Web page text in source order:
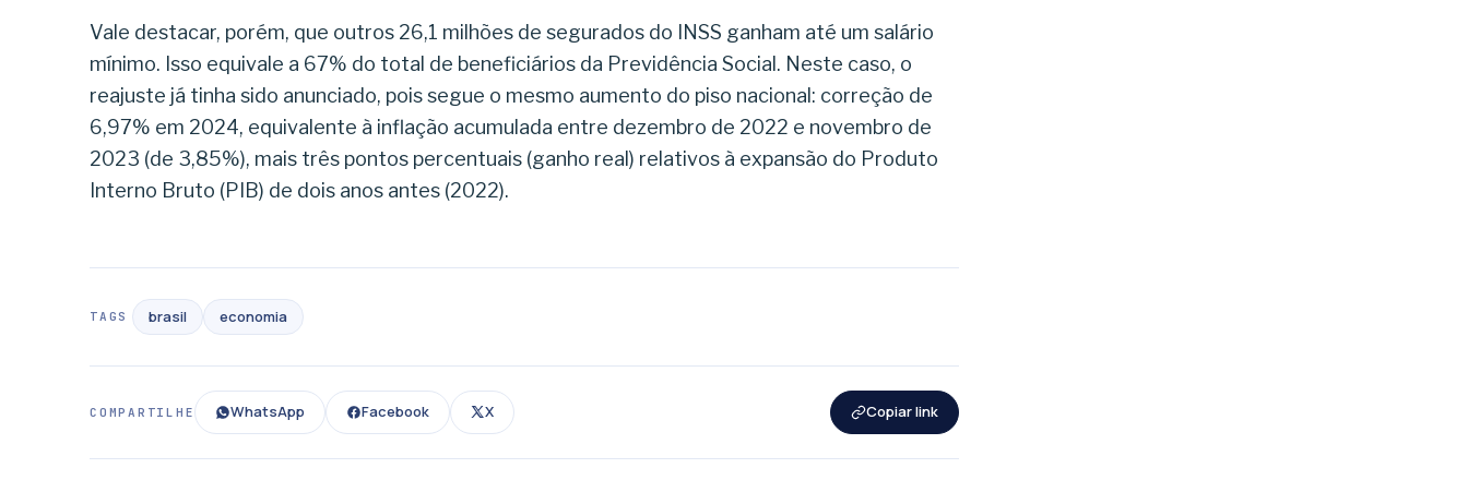
Vale destacar, porém, que outros 26,1 milhões de segurados do INSS ganham até um salário
mínimo. Isso equivale a 67% do total de beneficiários da Previdência Social. Neste caso, o
reajuste já tinha sido anunciado, pois segue o mesmo aumento do piso nacional: correção de
6,97% em 2024, equivalente à inflação acumulada entre dezembro de 2022 e novembro de
2023 (de 3,85%), mais três pontos percentuais (ganho real) relativos à expansão do Produto
Interno Bruto (PIB) de dois anos antes (2022).
TAGS brasil economia
COMPARTILHE WhatsApp Facebook X Copiar link